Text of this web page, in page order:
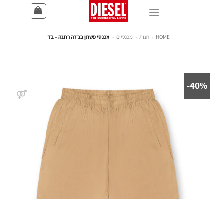
HOME
- חנות - מכנסיים - מכנסי פשתן בגזרה רחבה – בז'
40%-